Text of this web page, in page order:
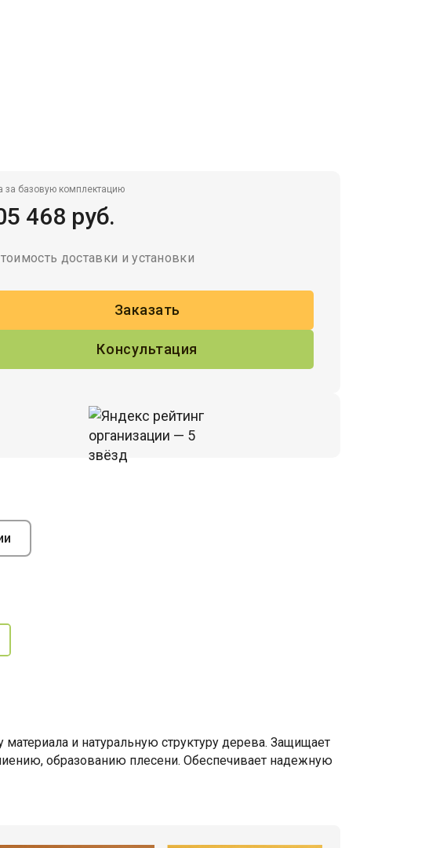
за базовую комплектацию
468 руб.
доставки и установки
Заказать
Консультация
и натуральную структуру дерева. Защищает
образованию плесени. Обеспечивает надежную